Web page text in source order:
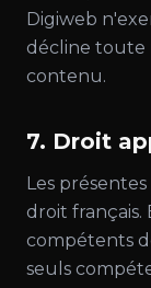
Digiweb
décline toute
contenu.
7. Droit
Les
droit français.
compétents
seuls